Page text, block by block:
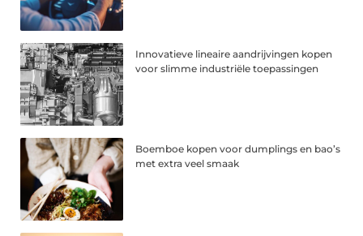
Innovatieve lineaire aandrijvingen kopen
voor slimme industriële toepassingen
Boemboe kopen voor dumplings en bao’s
met extra veel smaak